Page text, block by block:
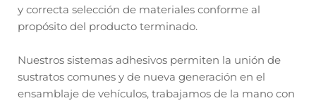
y correcta selección de materiales conforme al
propósito del producto terminado.
Nuestros sistemas adhesivos permiten la unión de
sustratos comunes y de nueva generación en el
ensamblaje de vehículos, trabajamos de la mano con